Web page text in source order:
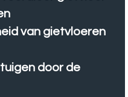
van gietvloeren
door de